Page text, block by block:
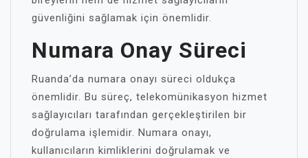
güvenliğini sağlamak için önemlidir.
Numara Onay Süreci
Ruanda’da numara onayı süreci oldukça
önemlidir. Bu süreç, telekomünikasyon hizmet
sağlayıcıları tarafından gerçekleştirilen bir
doğrulama işlemidir. Numara onayı,
kullanıcıların kimliklerini doğrulamak ve